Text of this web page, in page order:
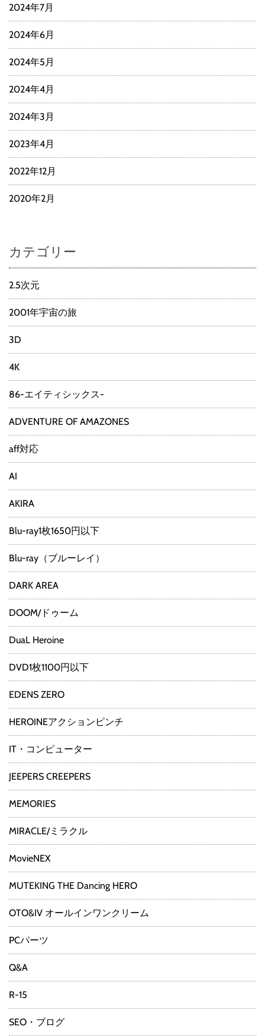
2024年7月
2024年6月
2024年5月
2024年4月
2024年3月
2023年4月
2022年12月
2020年2月
カテゴリー
2.5次元
2001年宇宙の旅
3D
4K
86-エイティシックス-
ADVENTURE OF AMAZONES
aff対応
AI
AKIRA
Blu-ray1枚1650円以下
Blu-ray（ブルーレイ）
DARK AREA
DOOM/ドゥーム
DuaL Heroine
DVD1枚1100円以下
EDENS ZERO
HEROINEアクションピンチ
IT・コンピューター
JEEPERS CREEPERS
MEMORIES
MIRACLE/ミラクル
MovieNEX
MUTEKING THE Dancing HERO
OTO&IV オールインワンクリーム
PCパーツ
Q&A
R-15
SEO・ブログ